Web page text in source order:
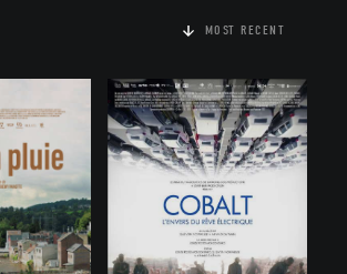
MOST RECENT